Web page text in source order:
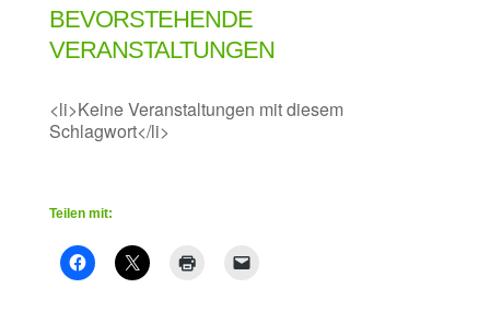
BEVORSTEHENDE
VERANSTALTUNGEN
<li>Keine Veranstaltungen mit diesem
Schlagwort</li>
Teilen mit: